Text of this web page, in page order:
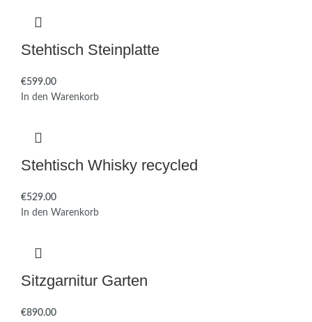
Stehtisch Steinplatte
€
In den Warenkorb
Stehtisch Whisky recycled
€
In den Warenkorb
Sitzgarnitur Garten
€